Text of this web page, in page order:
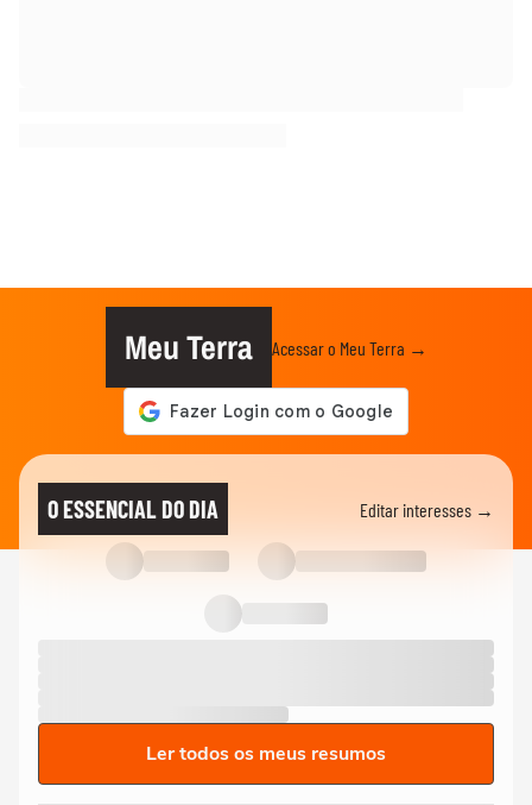
Meu Terra Acessar o Meu Terra →
O ESSENCIAL DO DIA Editar interesses →
Ler todos os meus resumos